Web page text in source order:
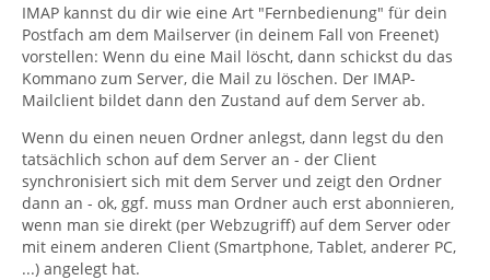
IMAP kannst du dir wie eine Art "Fernbedienung" für dein
Postfach am dem Mailserver (in deinem Fall von Freenet)
vorstellen: Wenn du eine Mail löscht, dann schickst du das
Kommano zum Server, die Mail zu löschen. Der IMAP-
Mailclient bildet dann den Zustand auf dem Server ab.
Wenn du einen neuen Ordner anlegst, dann legst du den
tatsächlich schon auf dem Server an - der Client
synchronisiert sich mit dem Server und zeigt den Ordner
dann an - ok, ggf. muss man Ordner auch erst abonnieren,
wenn man sie direkt (per Webzugriff) auf dem Server oder
mit einem anderen Client (Smartphone, Tablet, anderer PC,
...) angelegt hat.